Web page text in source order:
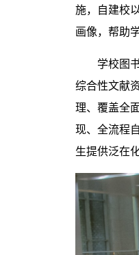
施，自建校
画像，帮助
学校图
综合性文献
理、覆盖全
现、全流程
生提供泛在